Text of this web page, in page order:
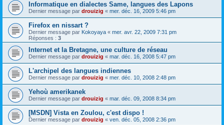
Informatique en dialectes Same, langues des Lapons
Dernier message par drouizig « mer. déc. 16, 2009 5:46 pm
Firefox en nissart ?
Dernier message par Kokoyaya « mer. avr. 22, 2009 7:31 pm
Réponses : 3
Internet et la Bretagne, une culture de réseau
Dernier message par drouizig « mar. déc. 16, 2008 5:47 pm
L'archipel des langues indiennes
Dernier message par drouizig « mer. déc. 10, 2008 2:48 pm
Yehoù amerikanek
Dernier message par drouizig « mar. déc. 09, 2008 8:34 pm
[MSDN] Vista en Zoulou, c'est dispo !
Dernier message par drouizig « ven. déc. 05, 2008 2:36 pm